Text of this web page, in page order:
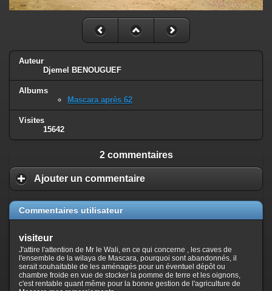
Auteur
Djemel BENOUGUEF
Albums
Mascara après 62
Visites
15642
2 commentaires
Ajouter un commentaire
Commentaires utilisateur
visiteur
J'attire l'attention de Mr le Wali, en ce qui concerne , les caves de
l'ensemble de la wilaya de Mascara, pourquoi sont abandonnés, il
serait souhaitable de les aménagés pour un éventuel dépôt ou
chambre froide en vue de stocker la pomme de terre et les oignons,
c'est rentable quant même pour la bonne gestion de l'agriculture de